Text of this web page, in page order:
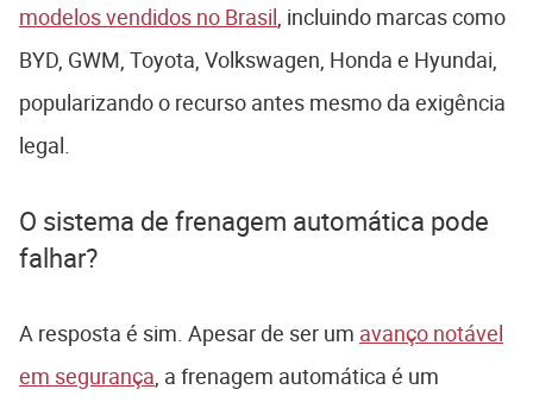
modelos vendidos no Brasil , incluindo marcas como
BYD, GWM, Toyota, Volkswagen, Honda e Hyundai,
popularizando o recurso antes mesmo da exigência
legal.
O sistema de frenagem automática pode
falhar?
A resposta é sim. Apesar de ser um avanço notável
em segurança , a frenagem automática é um